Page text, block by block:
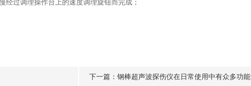
过调理操作台上的速度调理旋钮而完成；
下一篇： 钢棒超声波探伤仪在日常使用中有众多功能